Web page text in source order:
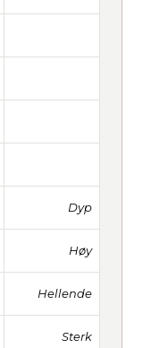
Dyp
Høy
Hellende
Sterk